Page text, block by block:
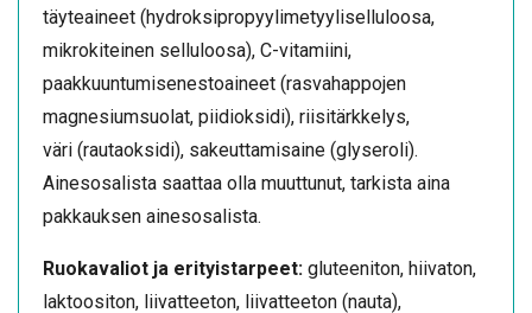
täyteaineet (hydroksipropyylimetyyliselluloosa,
mikrokiteinen selluloosa), C-vitamiini,
paakkuuntumisenestoaineet (rasvahappojen
magnesiumsuolat, piidioksidi), riisitärkkelys,
väri (rautaoksidi), sakeuttamisaine (glyseroli).
Ainesosalista saattaa olla muuttunut, tarkista aina
pakkauksen ainesosalista.
Ruokavaliot ja erityistarpeet: gluteeniton, hiivaton,
laktoositon, liivatteeton, liivatteeton (nauta),